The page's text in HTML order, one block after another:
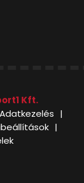
Kft.
Adatkezelés